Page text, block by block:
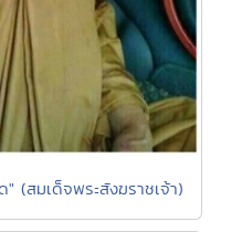
สมเด็จพระสังฆราชเจ้า)